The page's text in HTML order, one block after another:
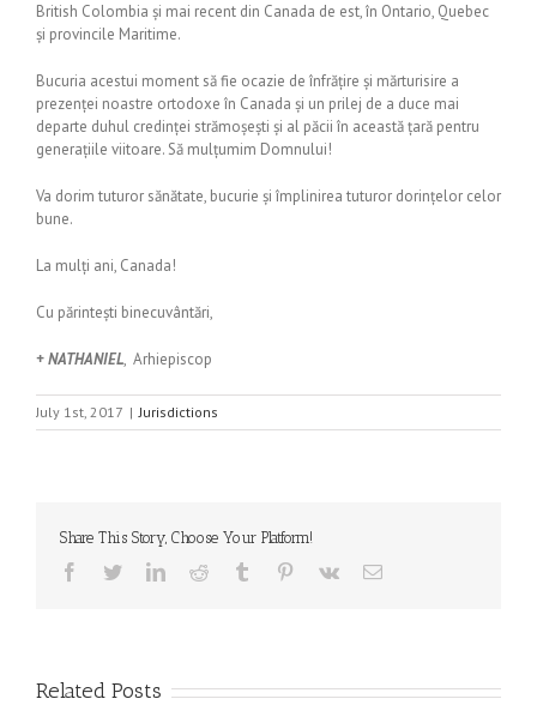
British Colombia și mai recent din Canada de est, în Ontario, Quebec
și provincile Maritime.
Bucuria acestui moment să fie ocazie de înfrățire și mărturisire a
prezenței noastre ortodoxe în Canada și un prilej de a duce mai
departe duhul credinței strămoșești și al păcii în această țară pentru
generațiile viitoare. Să mulțumim Domnului!
Va dorim tuturor sănătate, bucurie și împlinirea tuturor dorințelor celor
bune.
La mulți ani, Canada!
Cu părintești binecuvântări,
+ NATHANIEL, Arhiepiscop
July 1st, 2017 | Jurisdictions
Share This Story, Choose Your Platform!
Facebook
TwitterLinkedInReddit Tumblr Pinterest
Vk Email
Related Posts